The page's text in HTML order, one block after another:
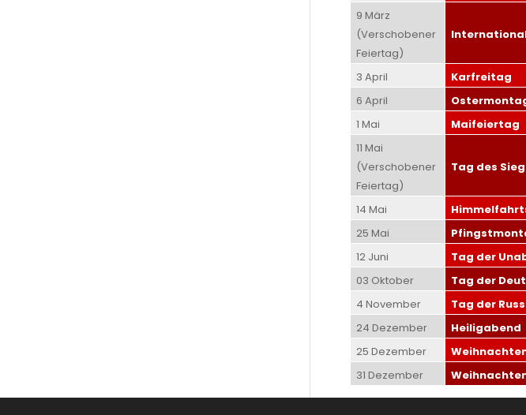
9 März
(Verschobener
Feiertag)
3 April Karfreitag
6 April
1 Mai
Maifeiertag
11 Mai
(Verschobener
Feiertag)
Tag des
14 Mai
25 Mai
12 Juni
Tag der
03 Oktober
Tag der
4 November
Tag der
24 Dezember
Heiligabend
25 Dezember
31 Dezember